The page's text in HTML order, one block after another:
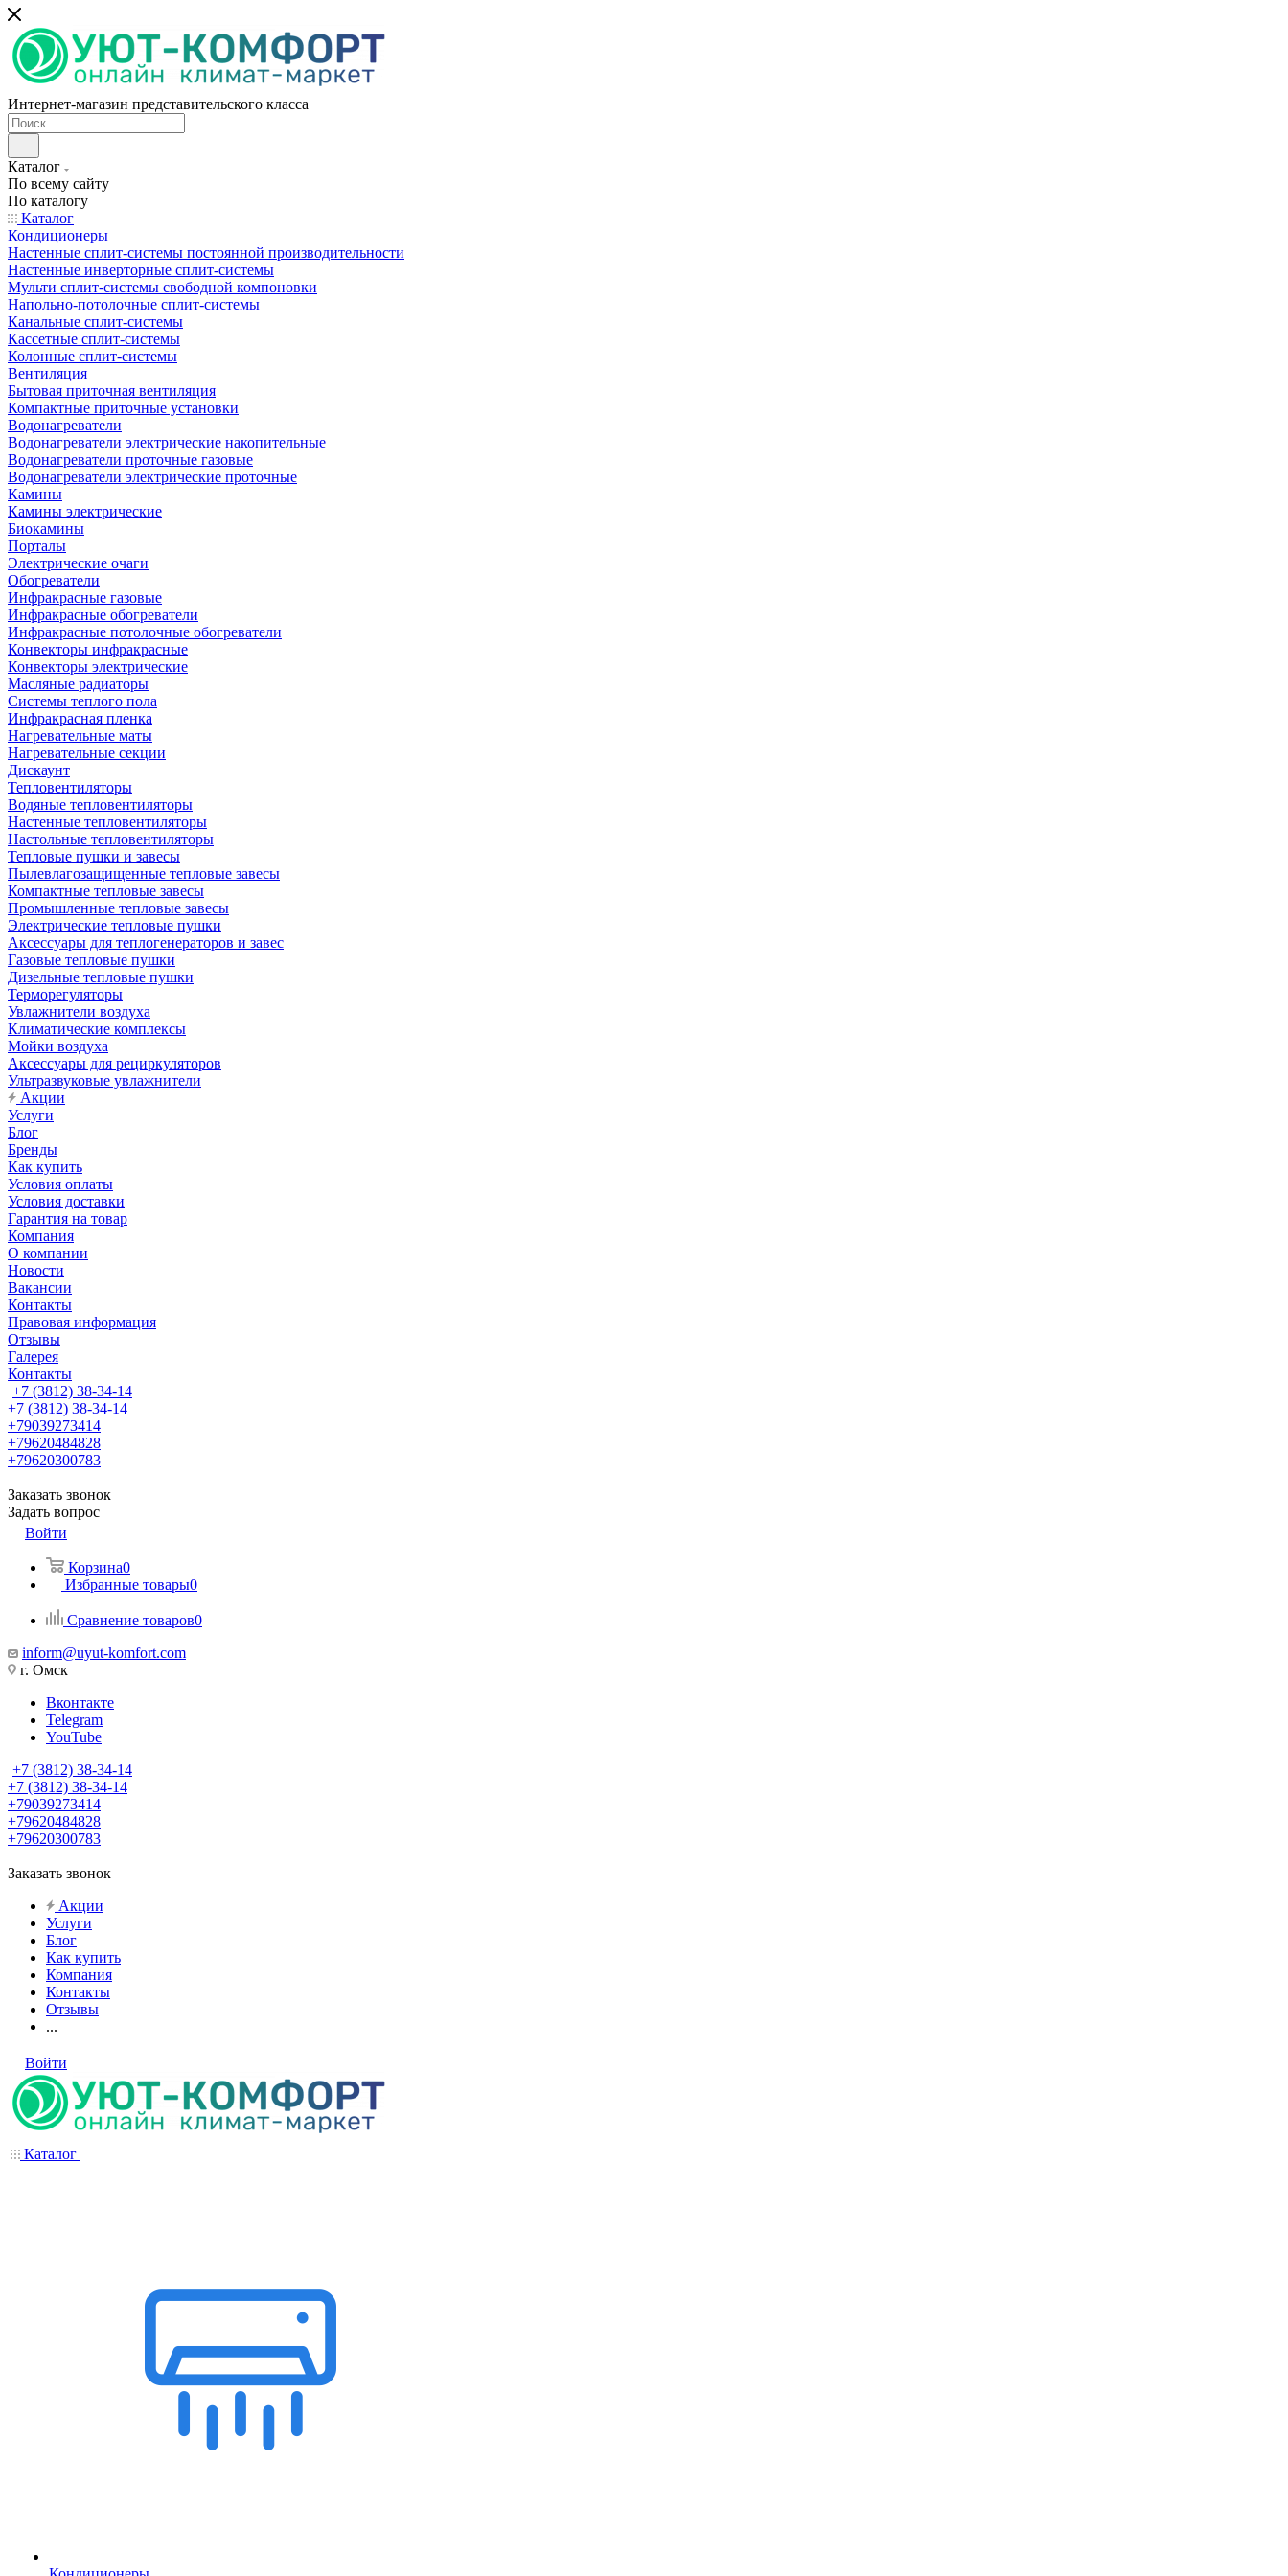
Интернет-магазин представительского класса
Каталог
По всему сайту
По каталогу
Каталог
Кондиционеры
Настенные сплит-системы постоянной производительности
Настенные инверторные сплит-системы
Мульти сплит-системы свободной компоновки
Напольно-потолочные сплит-системы
Канальные сплит-системы
Кассетные сплит-системы
Колонные сплит-системы
Вентиляция
Бытовая приточная вентиляция
Компактные приточные установки
Водонагреватели
Водонагреватели электрические накопительные
Водонагреватели проточные газовые
Водонагреватели электрические проточные
Камины
Камины электрические
Биокамины
Порталы
Электрические очаги
Обогреватели
Инфракрасные газовые
Инфракрасные обогреватели
Инфракрасные потолочные обогреватели
Конвекторы инфракрасные
Конвекторы электрические
Масляные радиаторы
Системы теплого пола
Инфракрасная пленка
Нагревательные маты
Нагревательные секции
Дискаунт
Тепловентиляторы
Водяные тепловентиляторы
Настенные тепловентиляторы
Настольные тепловентиляторы
Тепловые пушки и завесы
Пылевлагозащищенные тепловые завесы
Компактные тепловые завесы
Промышленные тепловые завесы
Электрические тепловые пушки
Аксессуары для теплогенераторов и завес
Газовые тепловые пушки
Дизельные тепловые пушки
Терморегуляторы
Увлажнители воздуха
Климатические комплексы
Мойки воздуха
Аксессуары для рециркуляторов
Ультразвуковые увлажнители
Акции
Услуги
Блог
Бренды
Как купить
Условия оплаты
Условия доставки
Гарантия на товар
Компания
О компании
Новости
Вакансии
Контакты
Правовая информация
Отзывы
Галерея
Контакты
+7 (3812) 38-34-14
+7 (3812) 38-34-14
+79039273414
+79620484828
+79620300783
Заказать звонок
Задать вопрос
Войти
Корзина0
Избранные товары0
Сравнение товаров0
inform@uyut-komfort.com
г. Омск
Вконтакте
Telegram
YouTube
+7 (3812) 38-34-14
+7 (3812) 38-34-14
+79039273414
+79620484828
+79620300783
Заказать звонок
Акции
Услуги
Блог
Как купить
Компания
Контакты
Отзывы
...
Войти
Каталог